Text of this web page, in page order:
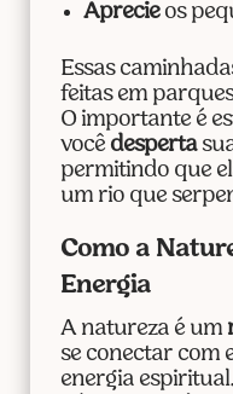
Aprecieos
Essas
feitas em
O importante é
você desperta
permitindo que
um rio que
Como a
Energia
A natureza é um
se conectar com
energia